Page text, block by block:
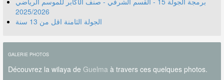
2025/2026
الجولة الثامنة اقل من 13 سنة
GALERIE PHOTOS
Découvrez la wilaya de Guelma à travers ces quelques photos.